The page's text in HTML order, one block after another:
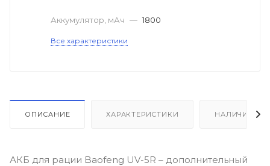
Аккумулятор, мАч — 1800
Все характеристики
ОПИСАНИЕ ХАРАКТЕРИСТИКИ НАЛИЧИЕ
АКБ для рации Baofeng UV-5R – дополнительный